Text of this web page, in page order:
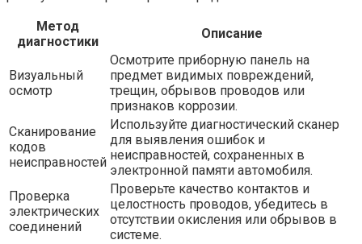
Метод
диагностики
Описание
Визуальный
осмотр
Осмотрите приборную панель на
предмет видимых повреждений,
трещин, обрывов проводов или
признаков коррозии.
Сканирование
кодов
неисправностей
Используйте диагностический сканер
для выявления ошибок и
неисправностей, сохраненных в
электронной памяти автомобиля.
Проверка
электрических
соединений
Проверьте качество контактов и
целостность проводов, убедитесь в
отсутствии окисления или обрывов в
системе.